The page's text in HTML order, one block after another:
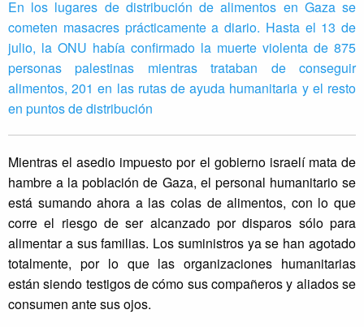
En los lugares de distribución de alimentos en Gaza se
cometen masacres prácticamente a diario. Hasta el 13 de
julio, la ONU había confirmado la muerte violenta de 875
personas palestinas mientras trataban de conseguir
alimentos, 201 en las rutas de ayuda humanitaria y el resto
en puntos de distribución
Mientras el asedio impuesto por el gobierno israelí mata de
hambre a la población de Gaza, el personal humanitario se
está sumando ahora a las colas de alimentos, con lo que
corre el riesgo de ser alcanzado por disparos sólo para
alimentar a sus familias. Los suministros ya se han agotado
totalmente, por lo que las organizaciones humanitarias
están siendo testigos de cómo sus compañeros y aliados se
consumen ante sus ojos.